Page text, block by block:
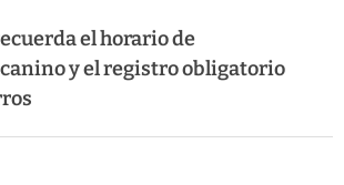
el horario de
y el registro obligatorio